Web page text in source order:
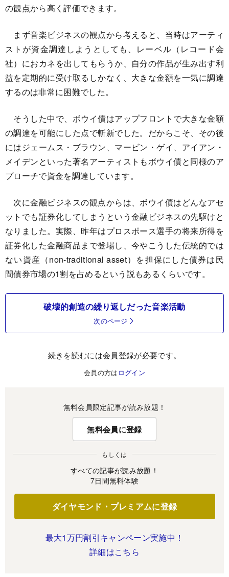
の観点から高く評価できます。
まず音楽ビジネスの観点から考えると、当時はアーティ
ストが資金調達しようとしても、レーベル（レコード会
社）におカネを出してもらうか、自分の作品が生み出す利
益を定期的に受け取るしかなく、大きな金額を一気に調達
するのは非常に困難でした。
そうした中で、ボウイ債はアップフロントで大きな金額
の調達を可能にした点で斬新でした。だからこそ、その後
にはジェームス・ブラウン、マービン・ゲイ、アイアン・
メイデンといった著名アーティストもボウイ債と同様のア
プローチで資金を調達しています。
次に金融ビジネスの観点からは、ボウイ債はどんなアセ
ットでも証券化してしまうという金融ビジネスの先駆けと
なりました。実際、昨年はプロスポース選手の将来所得を
証券化した金融商品まで登場し、今やこうした伝統的では
ない資産（non-traditional asset）を担保にした債券は民
間債券市場の1割を占めるという説もあるくらいです。
破壊的創造の繰り返しだった音楽活動
次のページ
続きを読むには会員登録が必要です。
会員の方は ログイン
無料会員限定記事が読み放題！
無料会員に登録
もしくは
すべての記事が読み放題！
7日間無料体験
ダイヤモンド・プレミアムに登録
最大1万円割引キャンペーン実施中！
詳細はこちら